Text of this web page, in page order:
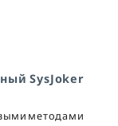
SysJoker
методами